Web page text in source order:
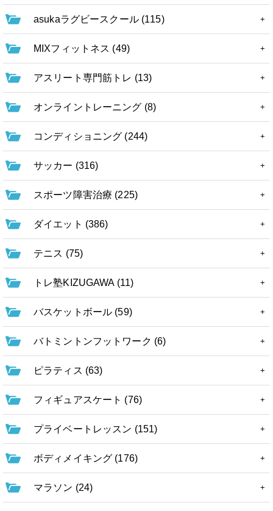
asukaラグビースクール (115)
MIXフィットネス (49)
アスリート専門筋トレ (13)
オンライントレーニング (8)
コンディショニング (244)
サッカー (316)
スポーツ障害治療 (225)
ダイエット (386)
テニス (75)
トレ塾KIZUGAWA (11)
バスケットボール (59)
バトミントンフットワーク (6)
ピラティス (63)
フィギュアスケート (76)
プライベートレッスン (151)
ボディメイキング (176)
マラソン (24)